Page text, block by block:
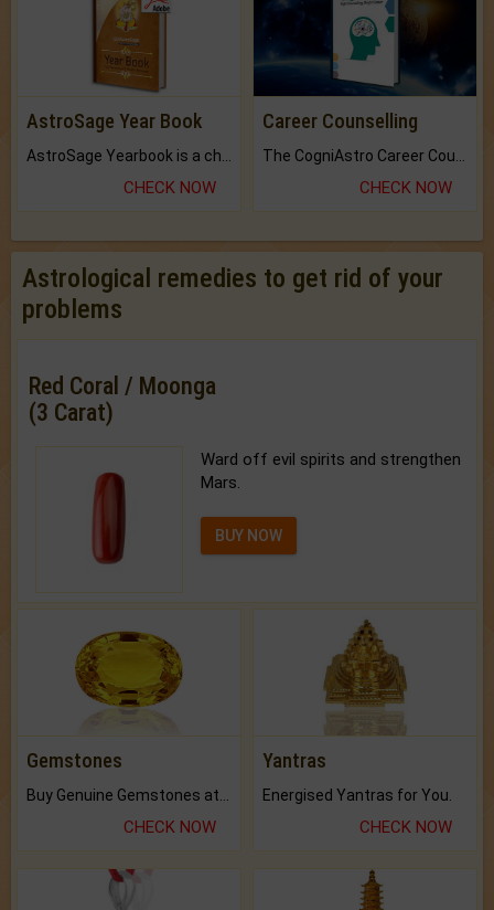
AstroSage Year Book
CHECK NOW
Career Counselling
CHECK NOW
Astrological remedies to get rid of your
problems
Red Coral / Moonga
(3 Carat)
Ward off evil spirits and strengthen
Mars.
BUY NOW
Gemstones
CHECK NOW
Yantras
Energised Yantras for You.
CHECK NOW